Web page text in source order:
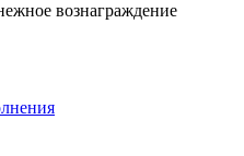
вознаграждение